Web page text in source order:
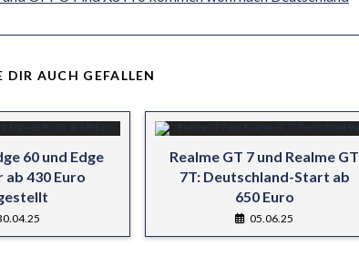
AUCH GEFALLEN
60 und Edge
ab 430 Euro
Realme GT 7 und Realme GT
7T: Deutschland-Start ab
650 Euro
05.06.25